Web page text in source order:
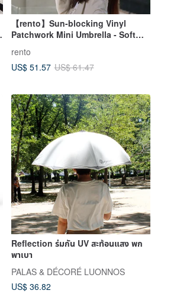
【rento】Sun-blocking Vinyl
Patchwork Mini Umbrella - Soft
rento
US$ 51.57 US$ 61.47
Reflection ร่มกัน UV สะท้อนแสง พก
พาเบา
PALAS & DÉCORÉ LUONNOS
US$ 36.82